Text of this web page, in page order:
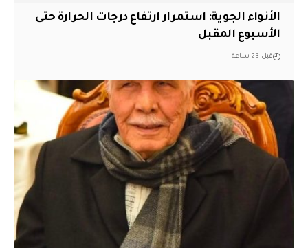
الأنواء الجوية: استمرار ارتفاع درجات الحرارة حتى
الأسبوع المقبل
قبل 23 ساعة